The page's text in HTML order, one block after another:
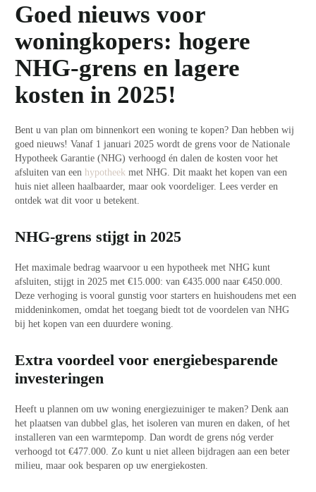
Goed nieuws voor
woningkopers: hogere
NHG-grens en lagere
kosten in 2025!
Bent u van plan om binnenkort een woning te kopen? Dan hebben wij
goed nieuws! Vanaf 1 januari 2025 wordt de grens voor de Nationale
Hypotheek Garantie (NHG) verhoogd én dalen de kosten voor het
afsluiten van een hypotheek met NHG. Dit maakt het kopen van een
huis niet alleen haalbaarder, maar ook voordeliger. Lees verder en
ontdek wat dit voor u betekent.
NHG-grens stijgt in 2025
Het maximale bedrag waarvoor u een hypotheek met NHG kunt
afsluiten, stijgt in 2025 met €15.000: van €435.000 naar €450.000.
Deze verhoging is vooral gunstig voor starters en huishoudens met een
middeninkomen, omdat het toegang biedt tot de voordelen van NHG
bij het kopen van een duurdere woning.
Extra voordeel voor energiebesparende
investeringen
Heeft u plannen om uw woning energiezuiniger te maken? Denk aan
het plaatsen van dubbel glas, het isoleren van muren en daken, of het
installeren van een warmtepomp. Dan wordt de grens nóg verder
verhoogd tot €477.000. Zo kunt u niet alleen bijdragen aan een beter
milieu, maar ook besparen op uw energiekosten.